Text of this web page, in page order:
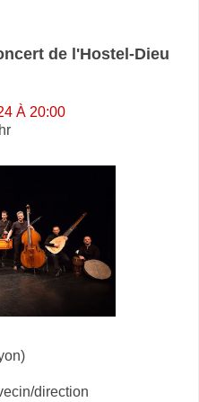
de l'Hostel-Dieu
À 20:00
direction